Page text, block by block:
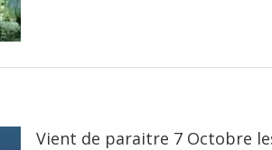
Vient de paraitre 7 Octobre